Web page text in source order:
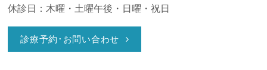
休診日：木曜・土曜午後・日曜・祝日
診療予約･お問い合わせ